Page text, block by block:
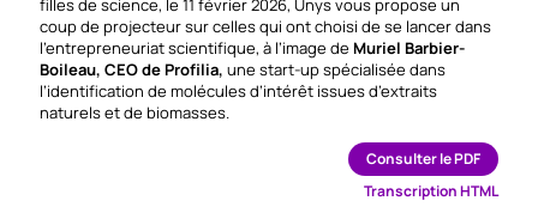
filles de science, le 11 février 2026, Unys vous propose un
coup de projecteur sur celles qui ont choisi de se lancer dans
l’entrepreneuriat scientifique, à l’image de Muriel Barbier-
Boileau, CEO de Profilia, une start-up spécialisée dans
l’identification de molécules d’intérêt issues d’extraits
naturels et de biomasses.
Consulter le PDF
Transcription HTML